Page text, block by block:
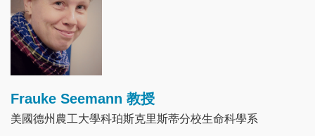
Frauke Seemann 教授
美國德州農工大學科珀斯克里斯蒂分校生命科學系